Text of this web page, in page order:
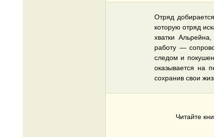
Отряд
которую отряд
хватки
работу —
следом и
оказывается на
сохранив свои
Читайте